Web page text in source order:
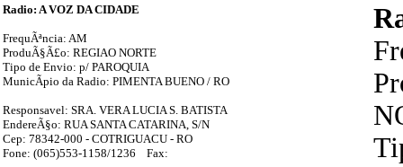
Radio: A VOZ DA CIDADE
FrequÃªncia: AM
ProduÃ§Ã£o: REGIAO NORTE
Tipo de Envio: p/ PAROQUIA
MunicÃ­pio da Radio: PIMENTA BUENO / RO
Responsavel: SRA. VERA LUCIA S. BATISTA
EndereÃ§o: RUA SANTA CATARINA, S/N
Cep: 78342-000 - COTRIGUACU - RO
Fone: (065)553-1158/1236 Fax: